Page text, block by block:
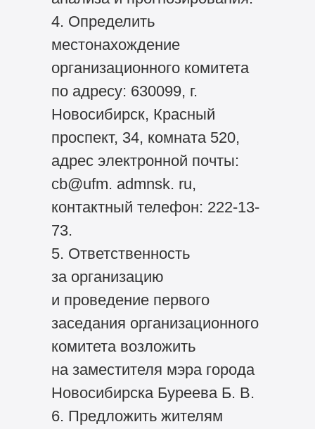
4. Определить
местонахождение
организационного комитета
по адресу: 630099, г.
Новосибирск, Красный
проспект, 34, комната 520,
адрес электронной почты:
cb@ufm. admnsk. ru,
контактный телефон: 222-13-
73.
5. Ответственность
за организацию
и проведение первого
заседания организационного
комитета возложить
на заместителя мэра города
Новосибирска Буреева Б. В.
6. Предложить жителям